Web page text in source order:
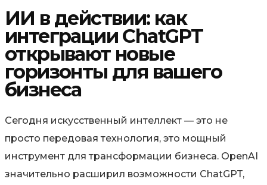
ИИ в действии: как
интеграции ChatGPT
открывают новые
горизонты для вашего
бизнеса
Сегодня искусственный интеллект — это не
просто передовая технология, это мощный
инструмент для трансформации бизнеса. OpenAI
значительно расширил возможности ChatGPT,